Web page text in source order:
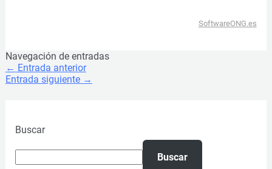
SoftwareONG.es
Navegación de entradas
← Entrada anterior
Entrada siguiente →
Buscar
Buscar